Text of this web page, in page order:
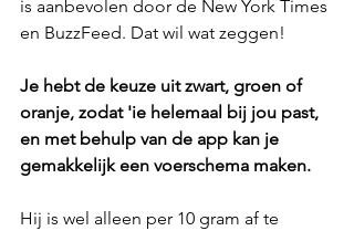
is aanbevolen door de New York Times
en BuzzFeed. Dat wil wat zeggen!
Je hebt de keuze uit zwart, groen of
oranje, zodat 'ie helemaal bij jou past,
en met behulp van de app kan je
gemakkelijk een voerschema maken.
Hij is wel alleen per 10 gram af te